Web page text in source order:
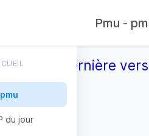
Pmu -
la dernière
du jour